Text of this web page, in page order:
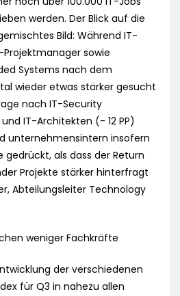
werden. Der Blick auf die
Bild: Während IT-
sowie
Systems nach dem
wieder etwas stärker gesucht
nach IT-Security
IT-Architekten (- 12 PP)
unternehmensintern insofern
als dass der Return
Projekte stärker hinterfragt
Abteilungsleiter Technology
weniger Fachkräfte
der verschiedenen
für Q3 in nahezu allen